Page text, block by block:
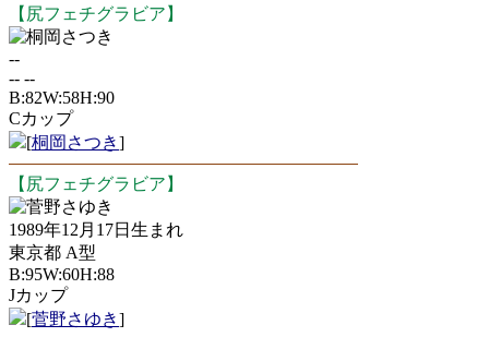
【尻フェチグラビア】
桐岡さつき
--
-- --
B:82W:58H:90
Cカップ
[桐岡さつき]
【尻フェチグラビア】
菅野さゆき
1989年12月17日生まれ
東京都 A型
B:95W:60H:88
Jカップ
[菅野さゆき]